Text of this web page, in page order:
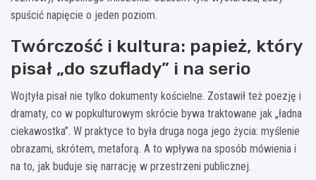
spuścić napięcie o jeden poziom.
Twórczość i kultura: papież, który
pisał „do szuflady” i na serio
Wojtyła pisał nie tylko dokumenty kościelne. Zostawił też poezję i
dramaty, co w popkulturowym skrócie bywa traktowane jak „ładna
ciekawostka”. W praktyce to była druga noga jego życia: myślenie
obrazami, skrótem, metaforą. A to wpływa na sposób mówienia i
na to, jak buduje się narrację w przestrzeni publicznej.